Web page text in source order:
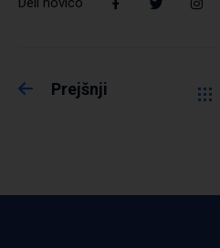
Prejšnji